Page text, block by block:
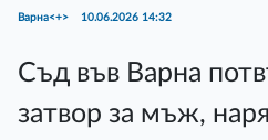
Варна<+> 10.06.2026 14:32
Съд във Варна
затвор за мъж,